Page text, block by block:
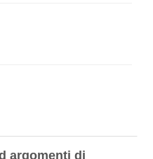
argomenti di